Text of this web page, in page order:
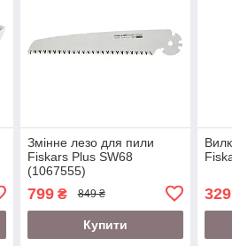
Змінне лезо для пили
Fiskars Plus SW68
(1067555)
799₴ 849 ₴
Купити
329